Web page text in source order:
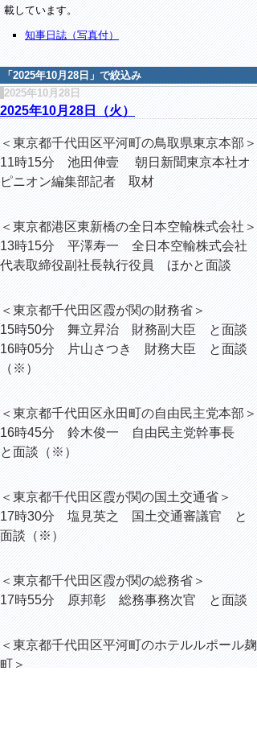
載しています。
知事日誌（写真付）
「 2025年10月28日 」で絞込み
2025年10月28日
2025年10月28日（火）
＜東京都千代田区平河町の鳥取県東京本部＞
11時15分 池田伸壹 朝日新聞東京本社オ
ピニオン編集部記者 取材
＜東京都港区東新橋の全日本空輸株式会社＞
13時15分 平澤寿一 全日本空輸株式会社
代表取締役副社長執行役員 ほかと面談
＜東京都千代田区霞が関の財務省＞
15時50分 舞立昇治 財務副大臣 と面談
16時05分 片山さつき 財務大臣 と面談
（※）
＜東京都千代田区永田町の自由民主党本部＞
16時45分 鈴木俊一 自由民主党幹事長
と面談（※）
＜東京都千代田区霞が関の国土交通省＞
17時30分 塩見英之 国土交通審議官 と
面談（※）
＜東京都千代田区霞が関の総務省＞
17時55分 原邦彰 総務事務次官 と面談
＜東京都千代田区平河町のホテルルポール麹
町＞